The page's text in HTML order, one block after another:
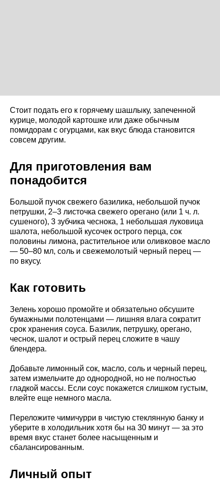
Стоит подать его к горячему шашлыку, запеченной
курице, молодой картошке или даже обычным
помидорам с огурцами, как вкус блюда становится
совсем другим.
Для приготовления вам
понадобится
Большой пучок свежего базилика, небольшой пучок
петрушки, 2–3 листочка свежего орегано (или 1 ч. л.
сушеного), 3 зубчика чеснока, 1 небольшая луковица
шалота, небольшой кусочек острого перца, сок
половины лимона, растительное или оливковое масло
— 50–80 мл, соль и свежемолотый черный перец —
по вкусу.
Как готовить
Зелень хорошо промойте и обязательно обсушите
бумажными полотенцами — лишняя влага сократит
срок хранения соуса. Базилик, петрушку, орегано,
чеснок, шалот и острый перец сложите в чашу
блендера.
Добавьте лимонный сок, масло, соль и черный перец,
затем измельчите до однородной, но не полностью
гладкой массы. Если соус покажется слишком густым,
влейте еще немного масла.
Переложите чимичурри в чистую стеклянную банку и
уберите в холодильник хотя бы на 30 минут — за это
время вкус станет более насыщенным и
сбалансированным.
Личный опыт